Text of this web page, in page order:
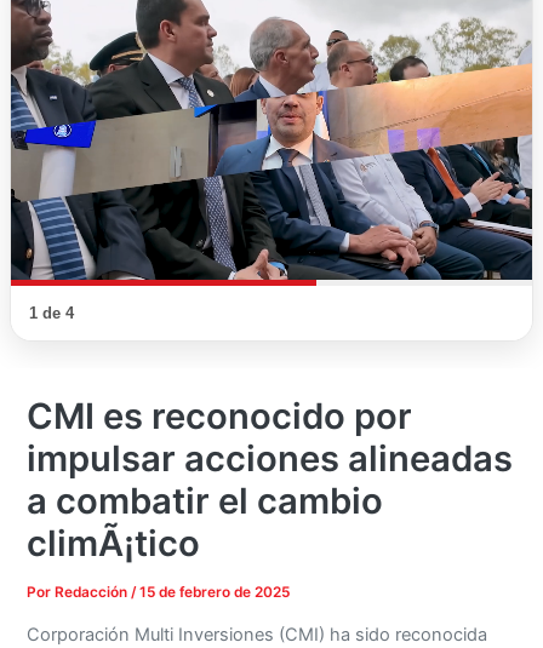
1 de 4
CMI es reconocido por
impulsar acciones alineadas
a combatir el cambio
climÃ¡tico
PorRedacción /15 de febrero de 2025
Corporación Multi Inversiones (CMI) ha sido reconocida